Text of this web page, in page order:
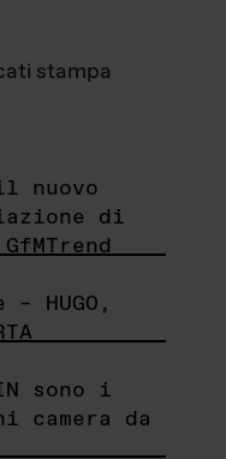
stampa
nuovo
di
HUGO,
sono i
camera da